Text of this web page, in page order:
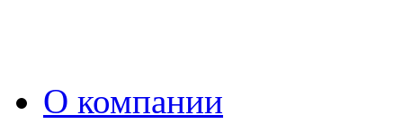
О компании